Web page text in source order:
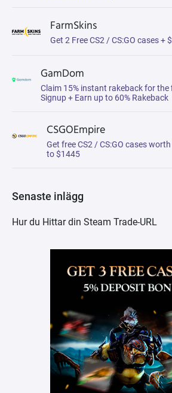
FarmSkins
Get 2 Free CS2 / CS:GO cases +
GamDom
Claim 15% instant rakeback for
Signup + Earn up to 60% Rakeback
CSGOEmpire
Get free CS2 / CS:GO cases
to $1445
Senaste inlägg
Hur du Hittar din Steam Trade-URL